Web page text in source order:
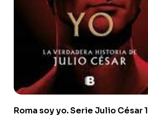
Roma soy yo. Serie Julio César 1